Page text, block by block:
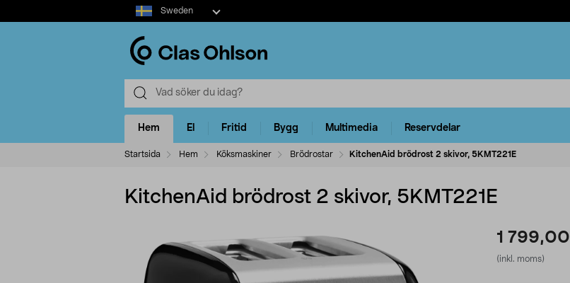
Select
market
Sweden
Hem El Fritid Bygg Multimedia Reservdelar
Startsida Hem Köksmaskiner Brödrostar KitchenAid brödrost 2 skivor, 5KMT221E
KitchenAid brödrost 2 skivor, 5KMT221E
1 799,00
(inkl. moms)